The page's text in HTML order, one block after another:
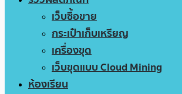
เว็บซื้อขาย
กระเป๋าเก็บเหรียญ
เครื่องขุด
เว็บขุดแบบ Cloud Mining
ห้องเรียน